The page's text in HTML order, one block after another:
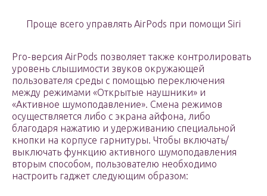
Проще всего управлять AirPods при помощи Siri
Pro-версия AirPods позволяет также контролировать
уровень слышимости звуков окружающей
пользователя среды с помощью переключения
между режимами «Открытые наушники» и
«Активное шумоподавление». Смена режимов
осуществляется либо с экрана айфона, либо
благодаря нажатию и удерживанию специальной
кнопки на корпусе гарнитуры. Чтобы включать/
выключать функцию активного шумоподавления
вторым способом, пользователю необходимо
настроить гаджет следующим образом: